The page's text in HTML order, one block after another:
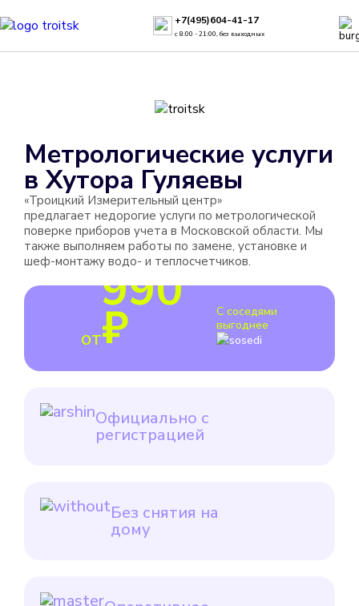
+7(495)604-41-17
с 8:00 - 21:00, без выходных
Метрологические услуги
в Хутора Гуляевы
«Троицкий Измерительный центр»
предлагает недорогие услуги по метрологической
поверке приборов учета в Московской области. Мы
также выполняем работы по замене, установке и
шеф-монтажу водо- и теплосчетчиков.
С соседями
выгоднее
от
990
₽
Официально с
регистрацией
Без снятия на
дому